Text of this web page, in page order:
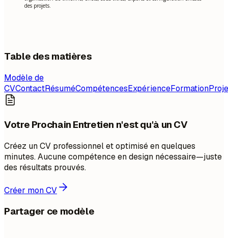
des projets.
Table des matières
Modèle de
CVContactRésuméCompétencesExpérienceFormation
Votre Prochain Entretien n'est qu'à un CV
Créez un CV professionnel et optimisé en quelques
minutes. Aucune compétence en design nécessaire—juste
des résultats prouvés.
Créer mon CV
Partager ce modèle